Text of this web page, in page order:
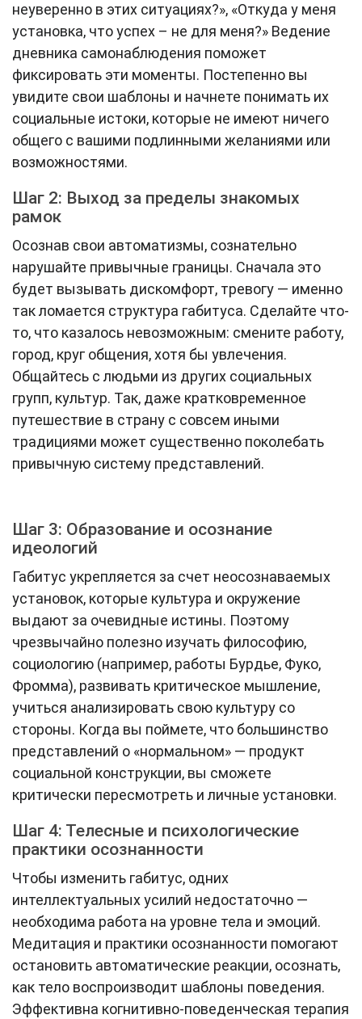
неуверенно в этих ситуациях?», «Откуда у меня
установка, что успех – не для меня?» Ведение
дневника самонаблюдения поможет
фиксировать эти моменты. Постепенно вы
увидите свои шаблоны и начнете понимать их
социальные истоки, которые не имеют ничего
общего с вашими подлинными желаниями или
возможностями.
Шаг 2: Выход за пределы знакомых
рамок
Осознав свои автоматизмы, сознательно
нарушайте привычные границы. Сначала это
будет вызывать дискомфорт, тревогу — именно
так ломается структура габитуса. Сделайте что-
то, что казалось невозможным: смените работу,
город, круг общения, хотя бы увлечения.
Общайтесь с людьми из других социальных
групп, культур. Так, даже кратковременное
путешествие в страну с совсем иными
традициями может существенно поколебать
привычную систему представлений.
Шаг 3: Образование и осознание
идеологий
Габитус укрепляется за счет неосознаваемых
установок, которые культура и окружение
выдают за очевидные истины. Поэтому
чрезвычайно полезно изучать философию,
социологию (например, работы Бурдье, Фуко,
Фромма), развивать критическое мышление,
учиться анализировать свою культуру со
стороны. Когда вы поймете, что большинство
представлений о «нормальном» — продукт
социальной конструкции, вы сможете
критически пересмотреть и личные установки.
Шаг 4: Телесные и психологические
практики осознанности
Чтобы изменить габитус, одних
интеллектуальных усилий недостаточно —
необходима работа на уровне тела и эмоций.
Медитация и практики осознанности помогают
остановить автоматические реакции, осознать,
как тело воспроизводит шаблоны поведения.
Эффективна когнитивно-поведенческая терапия